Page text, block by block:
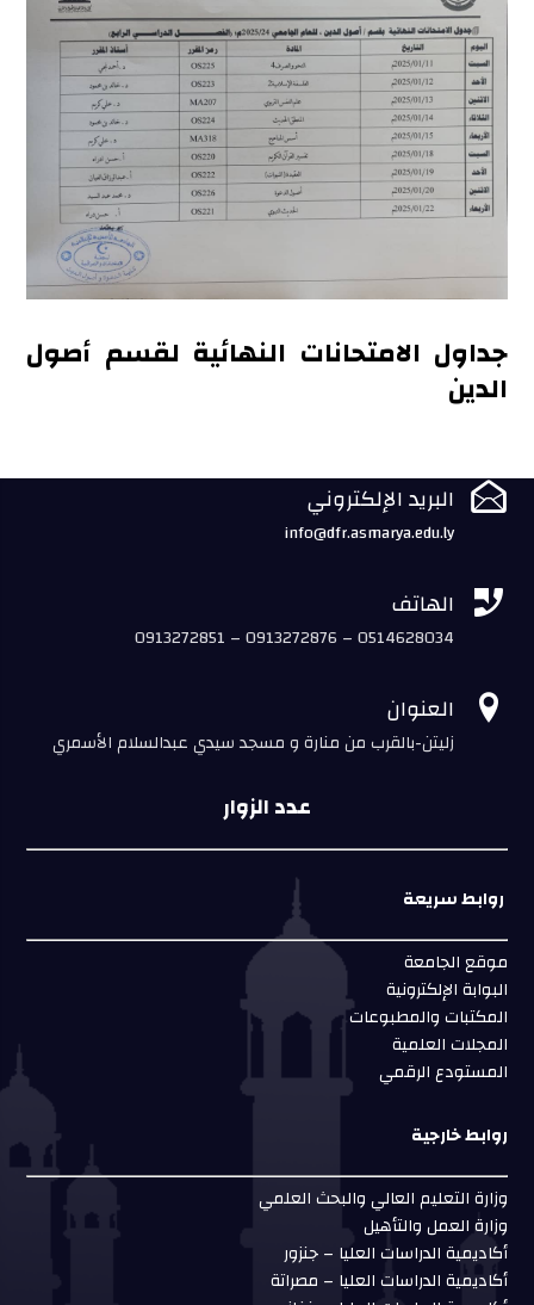
جداول الامتحانات النهائية لقسم أصول
الدين
 البريد الإلكتروني
info@dfr.asmarya.edu.ly
 الهاتف
0913272851 – 0913272876 – 0514628034
 العنوان
زليتن-بالقرب من منارة و مسجد سيدي عبدالسلام الأسمري
عدد الزوار
روابط سريعة
موقع الجامعة
البوابة الإلكترونية
المكتبات والمطبوعات
المجلات العلمية
المستودع الرقمي
روابط خارجية
وزارة التعليم العالي والبحث العلمي
وزارة العمل والتأهيل
أكاديمية الدراسات العليا – جنزور
أكاديمية الدراسات العليا – مصراتة